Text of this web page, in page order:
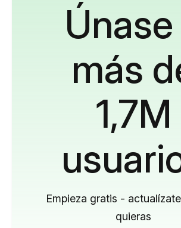
Únase
más
1,7M
Empieza gratis -
quieras